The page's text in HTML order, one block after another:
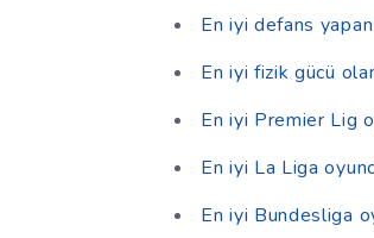
En iyi defans
En iyi fizik gücü
En iyi Premier Lig
En iyi La Liga
En iyi Bundesliga